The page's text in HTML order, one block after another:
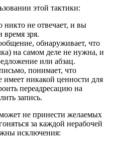
этой тактики:
никто не отвечает, и вы
время зря.
обнаруживает, что
на самом деле не нужна, и
или абзац.
понимает, что
никакой ценности для
переадресацию на
запись.
не принести желаемых
за каждой нерабочей
исключения: